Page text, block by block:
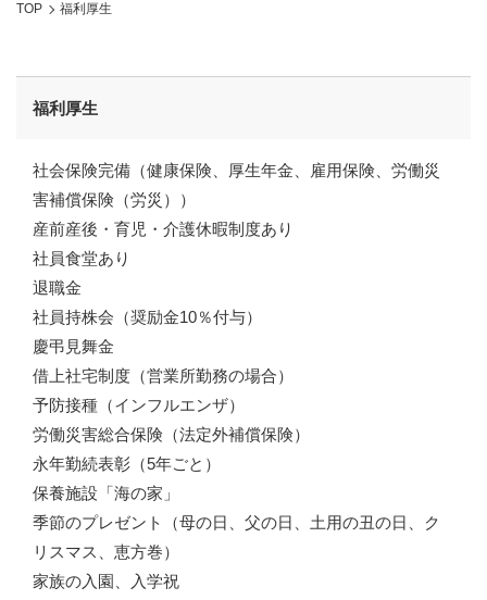
募集要項 新卒採用
お知らせ Information
TOP 福利厚生
福利厚生
社会保険完備（健康保険、厚生年金、雇用保険、労働災
害補償保険（労災））
産前産後・育児・介護休暇制度あり
社員食堂あり
退職金
社員持株会（奨励金10％付与）
慶弔見舞金
借上社宅制度（営業所勤務の場合）
予防接種（インフルエンザ）
労働災害総合保険（法定外補償保険）
永年勤続表彰（5年ごと）
保養施設「海の家」
季節のプレゼント（母の日、父の日、土用の丑の日、ク
リスマス、恵方巻）
家族の入園、入学祝